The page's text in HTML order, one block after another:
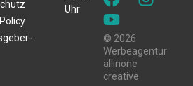
Uhr
© 2026
Werbeagentur
allinone
creative